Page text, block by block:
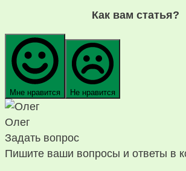
Как вам статья?
Мне нравится Не нравится
Олег
Задать вопрос
Пишите ваши вопросы и ответы в